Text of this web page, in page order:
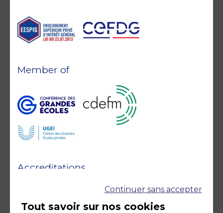
Accreditations
Member of
Continuer sans accepter
Tout savoir sur nos cookies